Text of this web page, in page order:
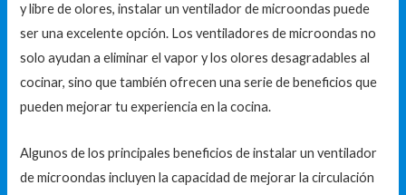
y libre de olores, instalar un ventilador de microondas puede
ser una excelente opción. Los ventiladores de microondas no
solo ayudan a eliminar el vapor y los olores desagradables al
cocinar, sino que también ofrecen una serie de beneficios que
pueden mejorar tu experiencia en la cocina.
Algunos de los principales beneficios de instalar un ventilador
de microondas incluyen la capacidad de mejorar la circulación